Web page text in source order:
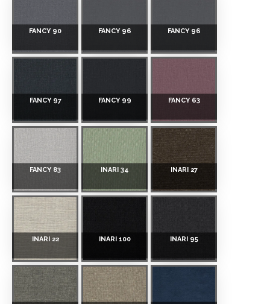
FANCY 90 FANCY 96 FANCY 96
FANCY 97 FANCY 99 FANCY 63
FANCY 83 INARI 34 INARI 27
INARI 22 INARI 100 INARI 95